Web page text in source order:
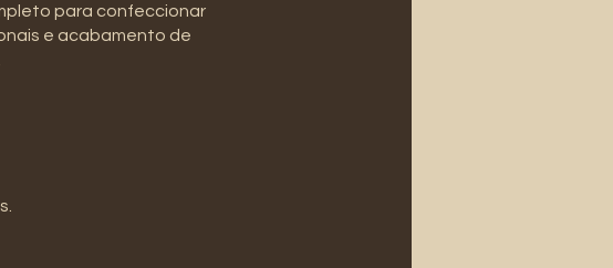
para confeccionar
e acabamento de